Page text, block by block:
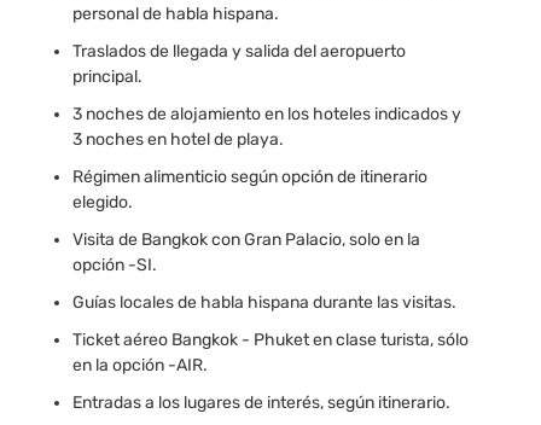
personal de habla hispana.
Traslados de llegada y salida del aeropuerto
principal.
3 noches de alojamiento en los hoteles indicados y
3 noches en hotel de playa.
Régimen alimenticio según opción de itinerario
elegido.
Visita de Bangkok con Gran Palacio, solo en la
opción -SI.
Guías locales de habla hispana durante las visitas.
Ticket aéreo Bangkok - Phuket en clase turista, sólo
en la opción -AIR.
Entradas a los lugares de interés, según itinerario.